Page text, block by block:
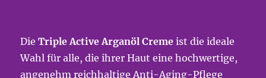
DieTriple Active Arganöl Creme ist die ideale
Wahl für alle, die ihrer Haut eine hochwertige,
angenehm reichhaltige Anti-Aging-Pflege